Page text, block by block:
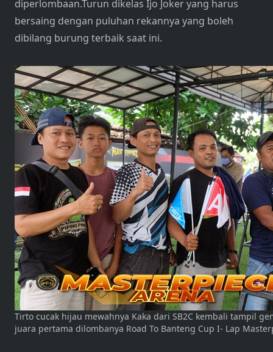
diperlombaan.Turun dikelas Ijo Joker yang harus
bersaing dengan puluhan rekannya yang boleh
dibilang burung terbaik saat ini.
Tirto cucak hijau mewahnya Kaka dari SB2C kembali tampil
juara pertama dilombanya Road To Banteng Cup I- Lap